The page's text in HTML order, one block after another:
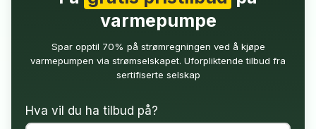
varmepumpe
Spar opptil 70% på strømregningen ved å kjøpe
varmepumpen via strømselskapet. Uforpliktende tilbud fra
sertifiserte selskap
Hva vil du ha tilbud på?